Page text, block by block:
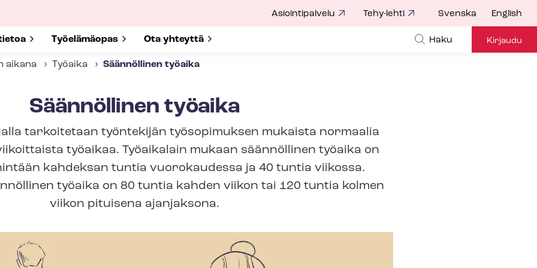
for
Show submenu for
Työelämäopas Show submenu for
Ota yhteyttä
Asiointipalvelu Tehy-lehti Svenska English
Haku Kirjaudu
aikana Työaika Säännöllinen työaika
Säännöllinen työaika
tarkoitetaan työntekijän työsopimuksen mukaista normaalia
työaikaa. Työaikalain mukaan säännöllinen työaika on
kahdeksan tuntia vuorokaudessa ja 40 tuntia viikossa.
työaika on 80 tuntia kahden viikon tai 120 tuntia kolmen
viikon pituisena ajanjaksona.